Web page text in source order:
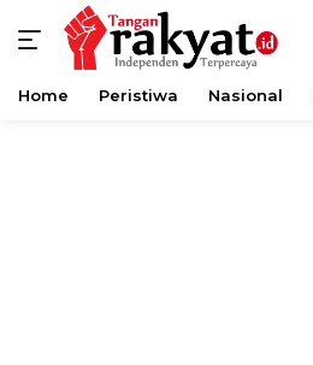
Langsung
Home Peristiwa Nasional